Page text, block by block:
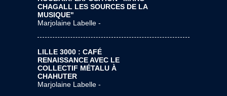
CHAGALL LES SOURCES DE LA
MUSIQUE"
Marjolaine Labelle -
LILLE 3000 : CAFÉ
RENAISSANCE AVEC LE
COLLECTIF MÉTALU À
CHAHUTER
Marjolaine Labelle -